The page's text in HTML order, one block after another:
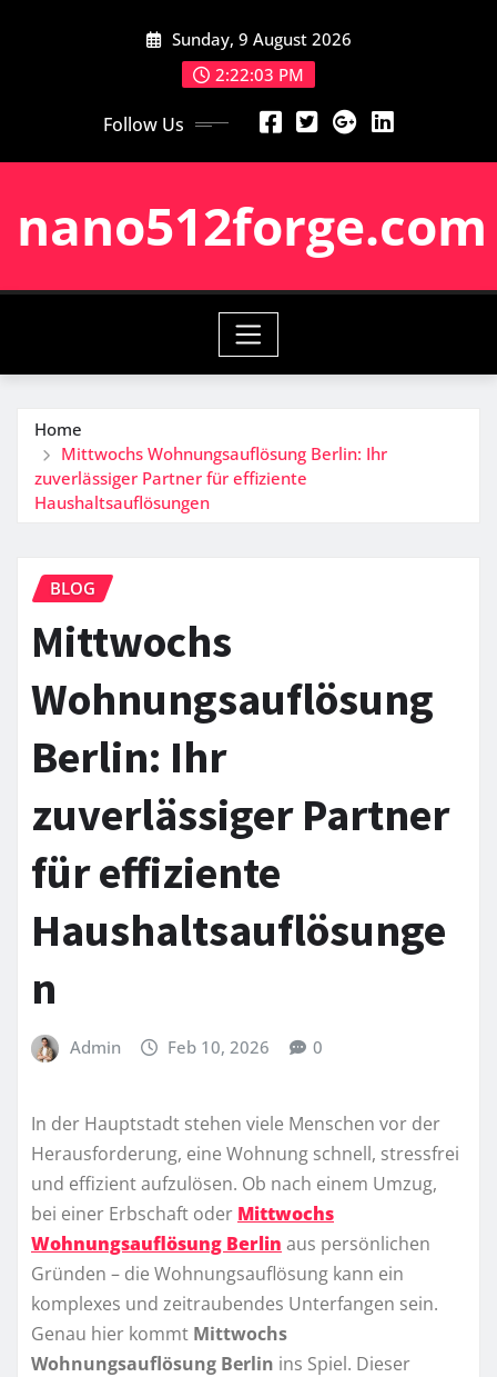
Sunday, 9 August 2026
2:22:04 PM
Follow Us
nano512forge.com
Home
Mittwochs Wohnungsauflösung Berlin: Ihr
zuverlässiger Partner für effiziente
Haushaltsauflösungen
BLOG
Mittwochs
Wohnungsauflösung
Berlin: Ihr
zuverlässiger Partner
für effiziente
Haushaltsauflösunge
n
Admin Feb 10, 2026 0
In der Hauptstadt stehen viele Menschen vor der
Herausforderung, eine Wohnung schnell, stressfrei
und effizient aufzulösen. Ob nach einem Umzug,
bei einer Erbschaft oder Mittwochs
Wohnungsauflösung Berlin aus persönlichen
Gründen – die Wohnungsauflösung kann ein
komplexes und zeitraubendes Unterfangen sein.
Genau hier kommt Mittwochs
Wohnungsauflösung Berlin ins Spiel. Dieser